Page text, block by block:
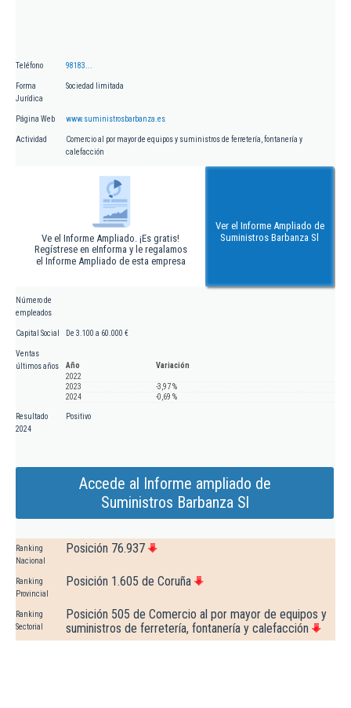
Teléfono 98183...
Forma
Jurídica
Sociedad limitada
Página Web www.suministrosbarbanza.es
Actividad
Comercio al por mayor de equipos y suministros de ferretería, fontanería y
calefacción
Ve el Informe Ampliado. ¡Es gratis!
Regístrese en eInforma y le regalamos
el Informe Ampliado de esta empresa
Ver el Informe Ampliado de
Suministros Barbanza Sl
Número de
empleados
Capital Social De 3.100 a 60.000 €
Ventas
últimos años
Año
Variación
2022
2023
-3,97 %
2024
-0,69 %
Resultado
2024
Positivo
Accede al Informe ampliado de
Suministros Barbanza Sl
Ranking
Nacional
Posición 76.937
Ranking
Provincial
Posición 1.605 de Coruña
Ranking
Sectorial
Posición 505 de Comercio al por mayor de equipos y
suministros de ferretería, fontanería y calefacción